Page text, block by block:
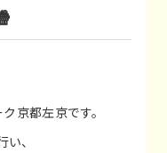
京都左京です。
、